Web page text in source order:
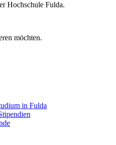
Hochschule Fulda.
möchten.
in Fulda